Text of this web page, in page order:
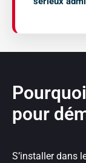
pour
S’installer dans